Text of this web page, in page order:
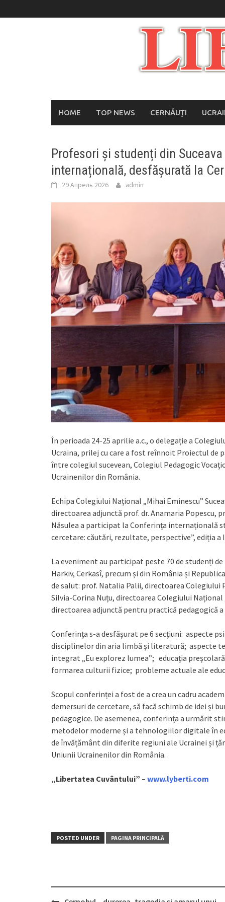
to
HOME TOP NEWS CERNĂUȚI
Profesori și studenți din
internațională, desfășurată la
29 Апрель 2026 admin
În perioada 24-25 aprilie a.c., o delegație a
Ucraina, prilej cu care a fost reînnoit Proiectul de
între colegiul sucevean, Colegiul Pedagogic
Ucrainenilor din România.
Echipa Colegiului Național „Mihai Eminescu”
directoarea adjunctă prof. dr. Anamaria Popescu,
Năsulea a participat la Conferința internațională
cercetare: căutări, rezultate, perspective”, ediția a
La eveniment au participat peste 70 de studenți
Harkiv, Cerkasî, precum și din România și
de salut: prof. Natalia Palii, directoarea Colegiului
Silvia-Corina Nuțu, directoarea Colegiului Național
directoarea adjunctă pentru practică pedagogică a
Conferința s-a desfășurat pe 6 secțiuni: aspecte
disciplinelor din aria limbă și literatură; aspecte
integrat „Eu explorez lumea”; educația
formarea culturii fizice; probleme actuale ale
Scopul conferinței a fost de a crea un cadru
demersuri de cercetare, să facă schimb de idei și
pedagogice. De asemenea, conferința a urmărit
metodelor moderne și a tehnologiilor digitale în
de învățământ din diferite regiuni ale Ucrainei și
Uniunii Ucrainenilor din România.
„Libertatea Cuvântului” – www.lyberti.com
POSTED UNDER PAGINA PRINCIPALĂ